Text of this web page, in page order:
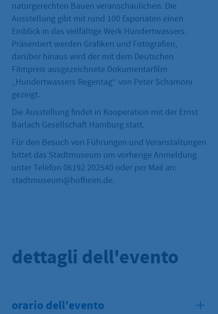
naturgerechten Bauen veranschaulichen. Die
Ausstellung gibt mit rund 100 Exponaten einen
Einblick in das vielfältige Werk Hundertwassers.
Präsentiert werden Grafiken und Fotografien,
darüber hinaus wird der mit dem Deutschen
Filmpreis ausgezeichnete Dokumentarfilm
„Hundertwassers Regentag“ von Peter Schamoni
gezeigt.
Die Ausstellung findet in Kooperation mit der Ernst
Barlach Gesellschaft Hamburg statt.
Für den Besuch von Führungen und Veranstaltungen
bittet das Stadtmuseum um vorherige Anmeldung
unter Telefon 06192 202540 oder per Mail an:
stadtmuseum@hofheim.de.
dettagli dell'evento
orario dell'evento